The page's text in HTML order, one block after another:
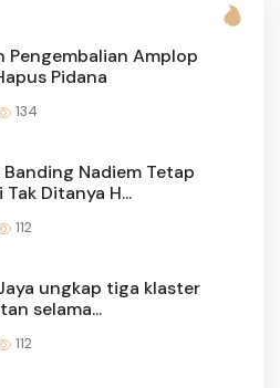
Pengembalian Amplop
Pidana
134
Banding Nadiem Tetap
Ditanya H...
112
ungkap tiga klaster
selama...
112